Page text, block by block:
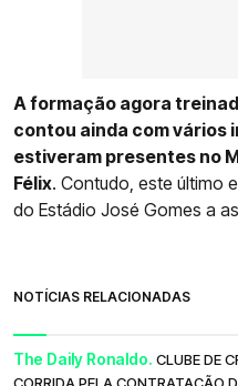
A formação agora
contou ainda com vários
estiveram presentes no
Félix. Contudo, este último
do Estádio José Gomes a
NOTÍCIAS RELACIONADAS
The Daily Ronaldo. CLUBE DE
CORRIDA PELA CONTRATAÇÃO